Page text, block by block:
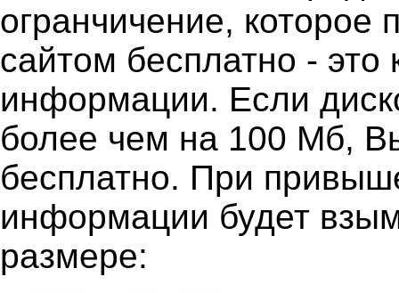
огранчичение, которое
сайтом бесплатно -
информации. Если
более чем на 100 Мб,
бесплатно. При
информации будет
размере: